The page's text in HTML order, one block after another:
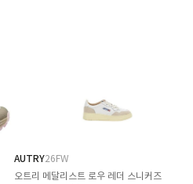
AUTRY26FW
오트리 메달리스트 로우 레더 스니커즈